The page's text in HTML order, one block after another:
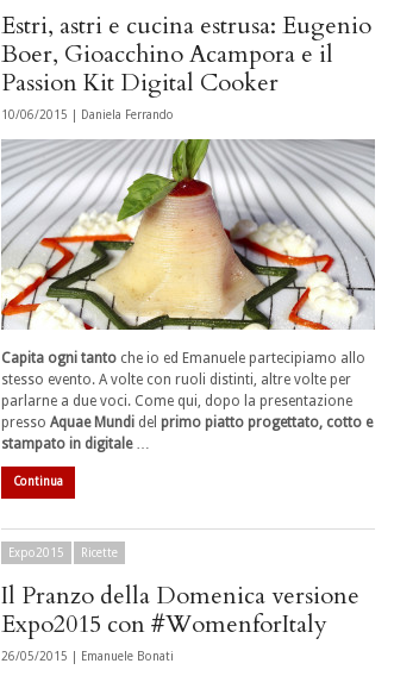
Estri, astri e cucina estrusa: Eugenio
Boer, Gioacchino Acampora e il
Passion Kit Digital Cooker
10/06/2015 | Daniela Ferrando
Capita ogni tanto che io ed Emanuele partecipiamo allo
stesso evento. A volte con ruoli distinti, altre volte per
parlarne a due voci. Come qui, dopo la presentazione
presso Aquae Mundi del primo piatto progettato, cotto e
stampato in digitale…
Continua
Expo2015 Ricette
Il Pranzo della Domenica versione
Expo2015 con #WomenforItaly
26/05/2015 | Emanuele Bonati